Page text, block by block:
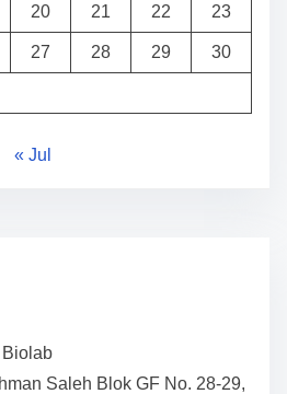
20 21 22 23
27 28 29 30
« Jul
Saleh Blok GF No. 28-29,